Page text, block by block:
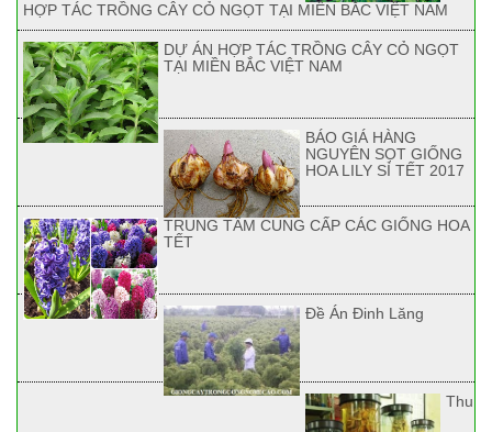
HỢP TÁC TRỒNG CÂY CỎ NGỌT TẠI MIỀN BẮC VIỆT NAM
DỰ ÁN HỢP TÁC TRỒNG CÂY CỎ NGỌT
TẠI MIỀN BẮC VIỆT NAM
BÁO GIÁ HÀNG
NGUYÊN SỌT GIỐNG
HOA LILY SỈ TẾT 2017
TRUNG TÂM CUNG CẤP CÁC GIỐNG HOA
TẾT
Đề Án Đinh Lăng
Thu